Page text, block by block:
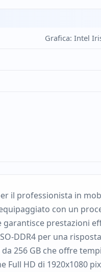
Grafica: Intel
il professionista in
con un
prestazioni
DDR4 per una
256 GB che offre
Full HD di 1920x1080